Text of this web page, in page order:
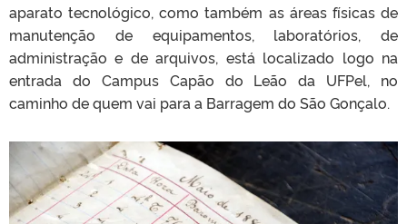
aparato tecnológico, como também as áreas físicas de
manutenção de equipamentos, laboratórios, de
administração e de arquivos, está localizado logo na
entrada do Campus Capão do Leão da UFPel, no
caminho de quem vai para a Barragem do São Gonçalo.